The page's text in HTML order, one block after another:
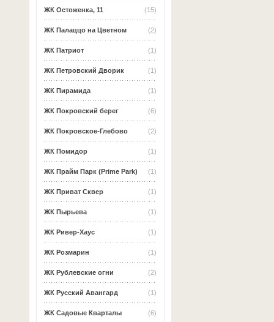
(15)
ЖК Остоженка, 11
(2)
ЖК Палаццо на Цветном
(1)
ЖК Патриот
(1)
ЖК Петровский Дворик
(1)
ЖК Пирамида
(6)
ЖК Покровский берег
(2)
ЖК Покровское-Глебово
(1)
ЖК Помидор
(1)
ЖК Прайм Парк (Prime Park)
(1)
ЖК Приват Сквер
(1)
ЖК Пырьева
(1)
ЖК Ривер-Хаус
(1)
ЖК Розмарин
(2)
ЖК Рублевские огни
(1)
ЖК Русский Авангард
(6)
ЖК Садовые Кварталы